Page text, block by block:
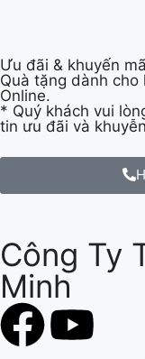
Ưu đãi & khuyến
Quà tặng dành
Online.
* Quý khách vui
tin ưu đãi và
Công Ty
Minh